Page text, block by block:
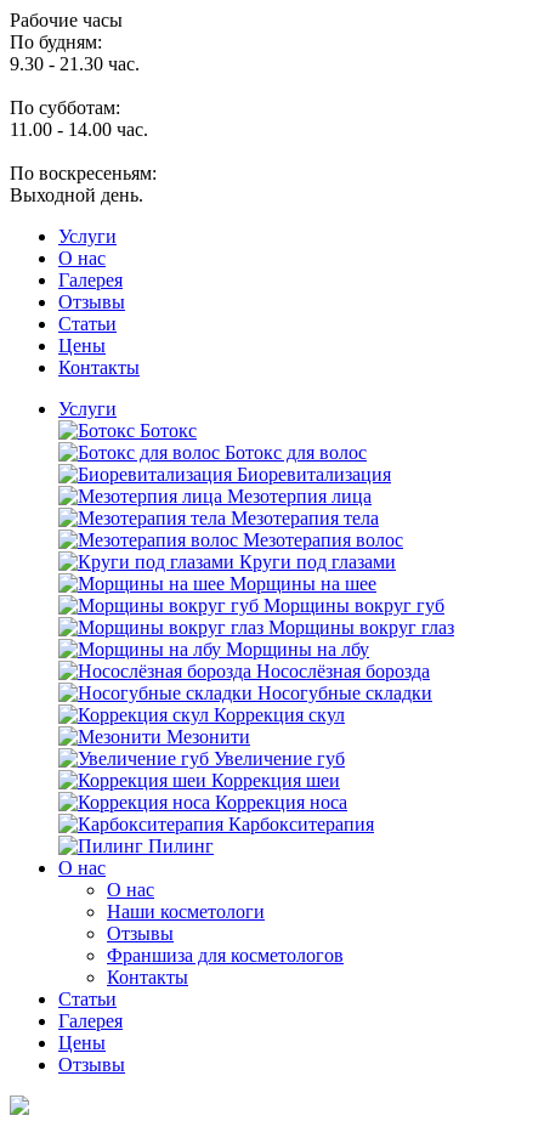
Рабочие часы
По будням:
9.30 - 21.30 час.
По субботам:
11.00 - 14.00 час.
По воскресеньям:
Выходной день.
Услуги
O нас
Галерея
Отзывы
Статьи
Цены
Контакты
Услуги
Ботокс
Ботокс для волос
Биоревитализация
Мезотерпия лица
Мезотерапия тела
Мезотерапия волос
Круги под глазами
Морщины на шее
Морщины вокруг губ
Морщины вокруг глаз
Морщины на лбу
Носослёзная борозда
Носогубные складки
Коррекция скул
Мезонити
Увеличение губ
Коррекция шеи
Коррекция носа
Карбокситерапия
Пилинг
O нас
O нас
Наши косметологи
Отзывы
Франшиза для косметологов
Контакты
Статьи
Галерея
Цены
Отзывы